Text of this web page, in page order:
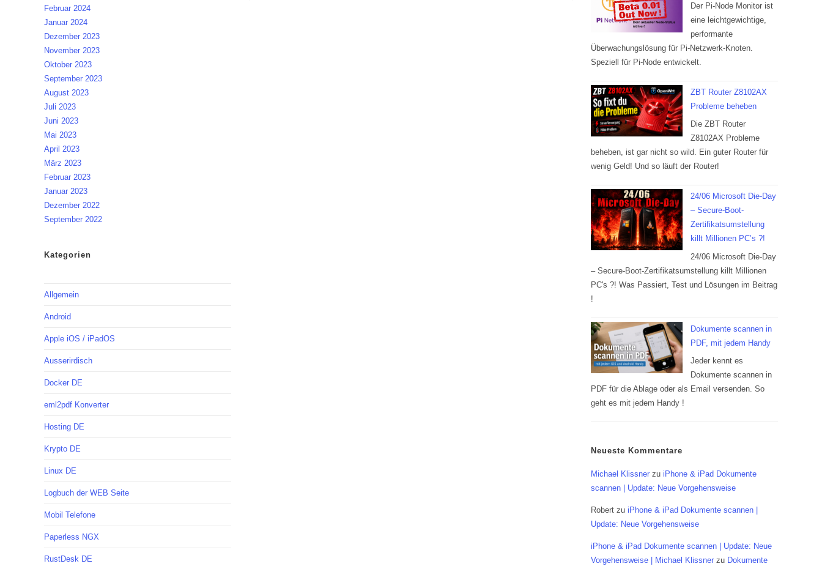
Februar 2024
Januar 2024
Dezember 2023
November 2023
Oktober 2023
September 2023
August 2023
Juli 2023
Juni 2023
Mai 2023
April 2023
März 2023
Februar 2023
Januar 2023
Dezember 2022
September 2022
Kategorien
Allgemein
Android
Apple iOS / iPadOS
Ausserirdisch
Docker DE
eml2pdf Konverter
Hosting DE
Krypto DE
Linux DE
Logbuch der WEB Seite
Mobil Telefone
Paperless NGX
RustDesk DE
Der Pi-Node Monitor ist
eine leichtgewichtige,
performante
Überwachungslösung für Pi-Netzwerk-Knoten.
Speziell für Pi-Node entwickelt.
ZBT Router Z8102AX
Probleme beheben
Die ZBT Router
Z8102AX Probleme
beheben, ist gar nicht so wild. Ein guter Router für
wenig Geld! Und so läuft der Router!
24/06 Microsoft Die-Day
– Secure-Boot-
Zertifikatsumstellung
killt Millionen PC’s ?!
24/06 Microsoft Die-Day
– Secure-Boot-Zertifikatsumstellung killt Millionen
PC's ?! Was Passiert, Test und Lösungen im Beitrag
!
Dokumente scannen in
PDF, mit jedem Handy
Jeder kennt es
Dokumente scannen in
PDF für die Ablage oder als Email versenden. So
geht es mit jedem Handy !
Neueste Kommentare
Michael Klissner zu iPhone & iPad Dokumente
scannen | Update: Neue Vorgehensweise
Robert zu iPhone & iPad Dokumente scannen |
Update: Neue Vorgehensweise
iPhone & iPad Dokumente scannen | Update: Neue
Vorgehensweise | Michael Klissner zu Dokumente